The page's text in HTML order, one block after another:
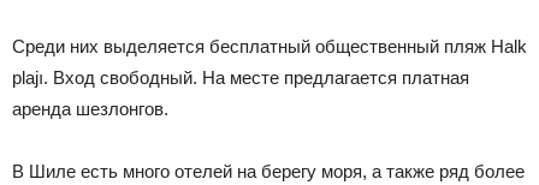
Среди них выделяется бесплатный общественный пляж Halk
plajı. Вход свободный. На месте предлагается платная
аренда шезлонгов.
В Шиле есть много отелей на берегу моря, а также ряд более